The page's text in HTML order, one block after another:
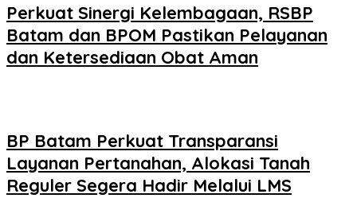
Perkuat Sinergi Kelembagaan, RSBP
Batam dan BPOM Pastikan Pelayanan
dan Ketersediaan Obat Aman
BP Batam Perkuat Transparansi
Layanan Pertanahan, Alokasi Tanah
Reguler Segera Hadir Melalui LMS